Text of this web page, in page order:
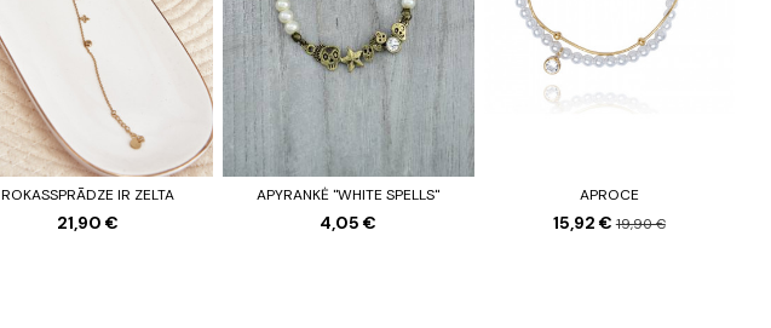
ROKASSPRĀDZE IR ZELTA
21,90 €
APYRANKĖ "WHITE SPELLS"
4,05 €
APROCE
15,92 €19,90 €